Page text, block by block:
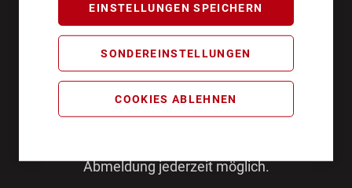
EINSTELLUNGEN SPEICHERN
SONDEREINSTELLUNGEN
COOKIES ABLEHNEN
AKTIONEN UND NEUHEITEN ABONNIEREN UND
10€ GUTSCHEIN SICHERN!**
ANMELDEN
Abmeldung jederzeit möglich.